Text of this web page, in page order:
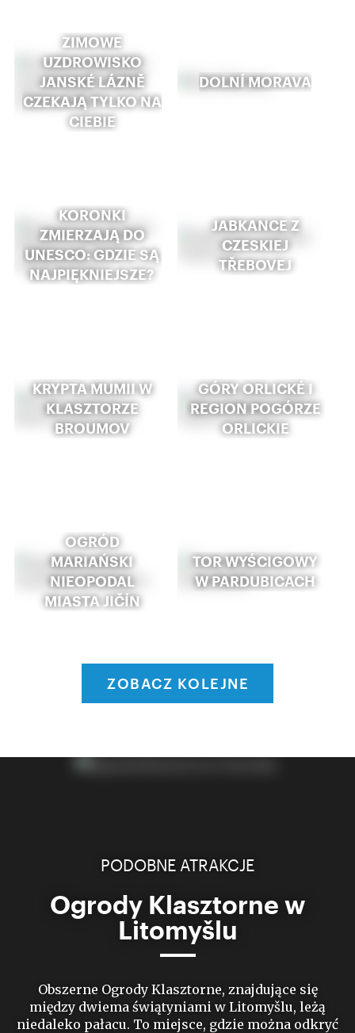
ZIMOWE
UZDROWISKO
JANSKÉ LÁZNĚ
CZEKAJĄ TYLKO NA
CIEBIE
DOLNÍ MORAVA
KORONKI
ZMIERZAJĄ DO
UNESCO: GDZIE SĄ
NAJPIĘKNIEJSZE?
JABKANCE Z
CZESKIEJ
TŘEBOVEJ
KRYPTA MUMII W
KLASZTORZE
BROUMOV
GÓRY ORLICKÉ I
REGION POGÓRZE
ORLICKIE
OGRÓD
MARIAŃSKI
NIEOPODAL
MIASTA JIČÍN
TOR WYŚCIGOWY
W PARDUBICACH
ZOBACZ KOLEJNE
PODOBNE ATRAKCJE
Ogrody Klasztorne w
Litomyšlu
Obszerne Ogrody Klasztorne, znajdujące się
między dwiema świątyniami w Litomyšlu, leżą
niedaleko pałacu. To miejsce, gdzie można odkryć